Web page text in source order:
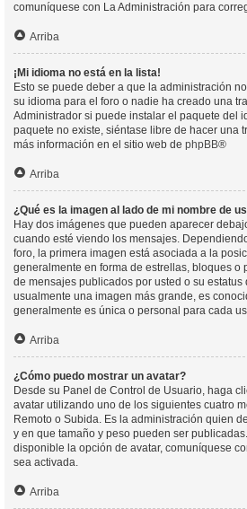
comuníquese con La Administración para
Arriba
¡Mi idioma no está en la lista!
Esto se puede deber a que la administración
su idioma para el foro o nadie ha creado una
Administrador si puede instalar el paquete del
paquete no existe, siéntase libre de hacer una
más información en el sitio web de phpBB®
Arriba
¿Qué es la imagen al lado de mi nombre de
Hay dos imágenes que pueden aparecer
cuando esté viendo los mensajes.
foro, la primera imagen está asociada a la
generalmente en forma de estrellas, bloques o
de mensajes publicados por usted o su
usualmente una imagen más grande, es
generalmente es única o personal para cada
Arriba
¿Cómo puedo mostrar un avatar?
Desde su Panel de Control de Usuario, haga
avatar utilizando uno de los siguientes cuatro
Remoto o Subida. Es la administración quien
y en que tamaño y peso pueden ser
disponible la opción de avatar, comuníquese
sea activada.
Arriba